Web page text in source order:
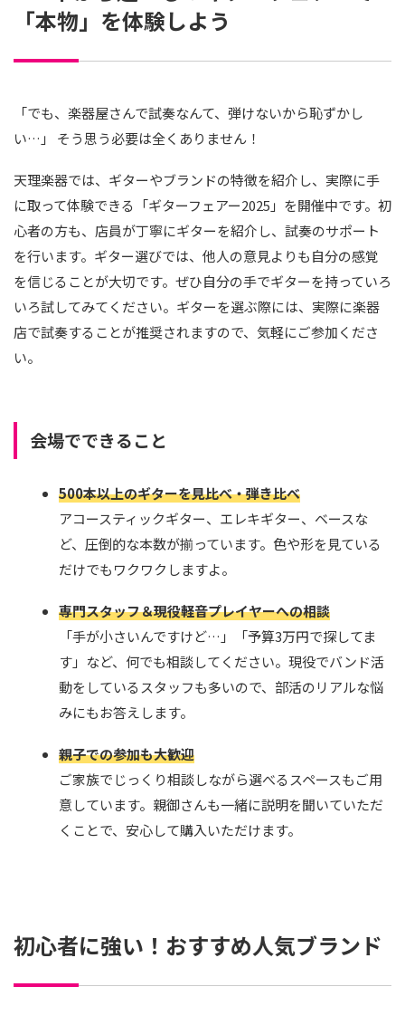
「本物」を体験しよう
「でも、楽器屋さんで試奏なんて、弾けないから恥ずかし
い…」 そう思う必要は全くありません！
天理楽器では、ギターやブランドの特徴を紹介し、実際に手
に取って体験できる「ギターフェアー2025」を開催中です。初
心者の方も、店員が丁寧にギターを紹介し、試奏のサポート
を行います。ギター選びでは、他人の意見よりも自分の感覚
を信じることが大切です。ぜひ自分の手でギターを持っていろ
いろ試してみてください。ギターを選ぶ際には、実際に楽器
店で試奏することが推奨されますので、気軽にご参加くださ
い。
会場でできること
500本以上のギターを見比べ・弾き比べ
アコースティックギター、エレキギター、ベースな
ど、圧倒的な本数が揃っています。色や形を見ている
だけでもワクワクしますよ。
専門スタッフ＆現役軽音プレイヤーへの相談
「手が小さいんですけど…」「予算3万円で探してま
す」など、何でも相談してください。現役でバンド活
動をしているスタッフも多いので、部活のリアルな悩
みにもお答えします。
親子での参加も大歓迎
ご家族でじっくり相談しながら選べるスペースもご用
意しています。親御さんも一緒に説明を聞いていただ
くことで、安心して購入いただけます。
初心者に強い！おすすめ人気ブランド